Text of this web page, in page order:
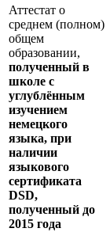
Аттестат о
среднем (полном)
общем
образовании,
полученный в
школе с
углублённым
изучением
немецкого
языка, при
наличии
языкового
сертификата
DSD,
полученный до
2015 года